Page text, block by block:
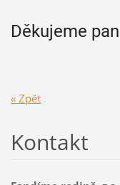
Děkujeme
« Zpět
Kontakt